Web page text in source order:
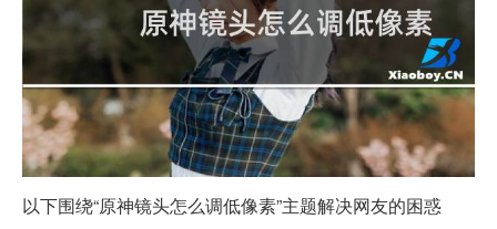
以下围绕“原神镜头怎么调低像素”主题解决网友的困惑